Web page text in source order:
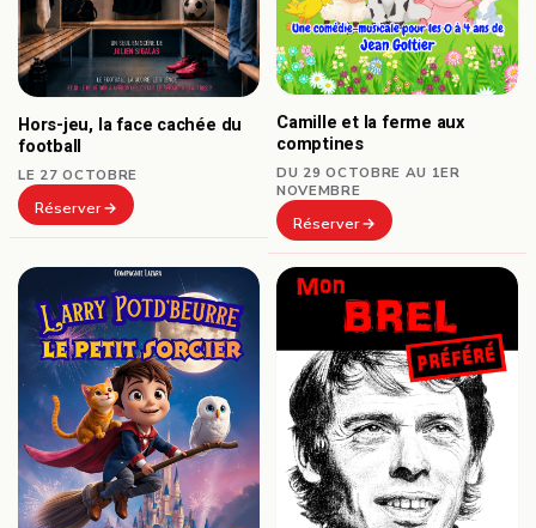
Hors-jeu, la face cachée du
football
LE 27 OCTOBRE
Réserver
Camille et la ferme aux
comptines
DU 29 OCTOBRE AU 1ER
NOVEMBRE
Réserver